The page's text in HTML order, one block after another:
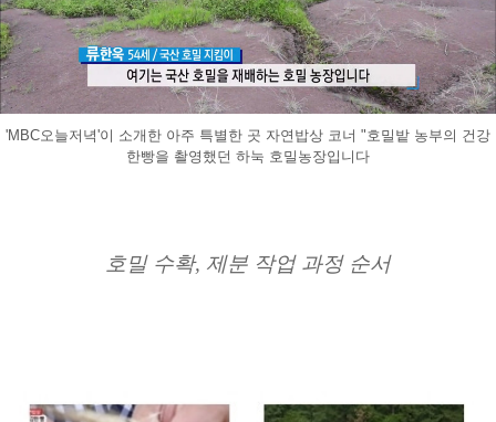
'MBC오늘저녁'이 소개한 아주 특별한 곳 자연밥상 코너 "호밀밭 농부의 건강
한빵을 촬영했던 하눅 호밀농장입니다
호밀 수확, 제분 작업 과정 순서